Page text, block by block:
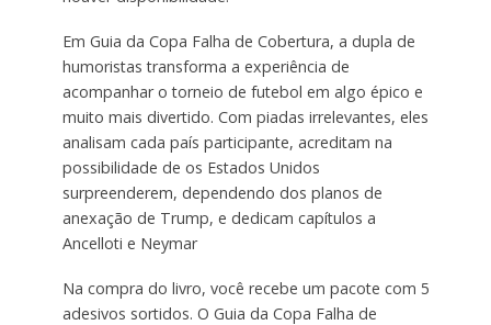
Em Guia da Copa Falha de Cobertura, a dupla de
humoristas transforma a experiência de
acompanhar o torneio de futebol em algo épico e
muito mais divertido. Com piadas irrelevantes, eles
analisam cada país participante, acreditam na
possibilidade de os Estados Unidos
surpreenderem, dependendo dos planos de
anexação de Trump, e dedicam capítulos a
Ancelloti e Neymar
Na compra do livro, você recebe um pacote com 5
adesivos sortidos. O Guia da Copa Falha de